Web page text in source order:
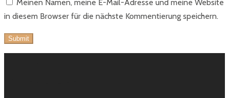
Meinen Namen, meine E-Mail-Adresse und meine Website
in diesem Browser für die nächste Kommentierung speichern.